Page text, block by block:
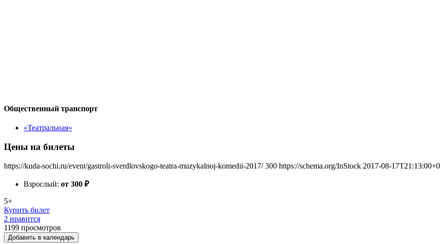
Общественный транспорт
«Театральная»
Цены на билеты
https://kuda-sochi.ru/event/gastroli-sverdlovskogo-teatra-muzykalnoj-komedii-2017/ 300 https://schema.org/InStock 2017-08-
Взрослый: от 300 ₽
5+
Купить билет
2 нравится
1199 просмотров
Добавить в календарь